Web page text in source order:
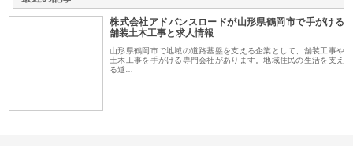
株式会社アドバンスロードが山形県鶴岡市で手がける
舗装土木工事と求人情報
山形県鶴岡市で地域の道路基盤を支える企業として、舗装工事や
土木工事を手がける専門会社があります。地域住民の生活を支え
る道…